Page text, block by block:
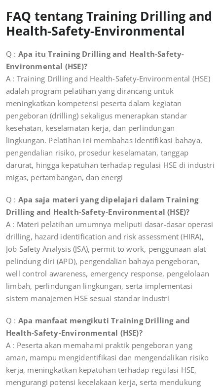
FAQ tentang Training Drilling and
Health-Safety-Environmental
Q : Apa itu Training Drilling and Health-Safety-
Environmental (HSE)?
A : Training Drilling and Health-Safety-Environmental (HSE)
adalah program pelatihan yang dirancang untuk
meningkatkan kompetensi peserta dalam kegiatan
pengeboran (drilling) sekaligus menerapkan standar
kesehatan, keselamatan kerja, dan perlindungan
lingkungan. Pelatihan ini membahas identifikasi bahaya,
pengendalian risiko, prosedur keselamatan, tanggap
darurat, hingga kepatuhan terhadap regulasi HSE di industri
migas, pertambangan, dan energi
Q : Apa saja materi yang dipelajari dalam Training
Drilling and Health-Safety-Environmental (HSE)?
A : Materi pelatihan umumnya meliputi dasar-dasar operasi
drilling, hazard identification and risk assessment (HIRA),
Job Safety Analysis (JSA), permit to work, penggunaan alat
pelindung diri (APD), pengendalian bahaya pengeboran,
well control awareness, emergency response, pengelolaan
limbah, perlindungan lingkungan, serta implementasi
sistem manajemen HSE sesuai standar industri
Q : Apa manfaat mengikuti Training Drilling and
Health-Safety-Environmental (HSE)?
A : Peserta akan memahami praktik pengeboran yang
aman, mampu mengidentifikasi dan mengendalikan risiko
kerja, meningkatkan kepatuhan terhadap regulasi HSE,
mengurangi potensi kecelakaan kerja, serta mendukung